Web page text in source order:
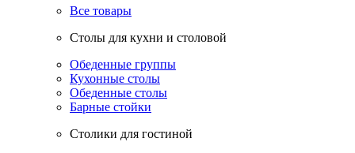
Все товары
Столы для кухни и столовой
Обеденные группы
Кухонные столы
Обеденные столы
Барные стойки
Столики для гостиной